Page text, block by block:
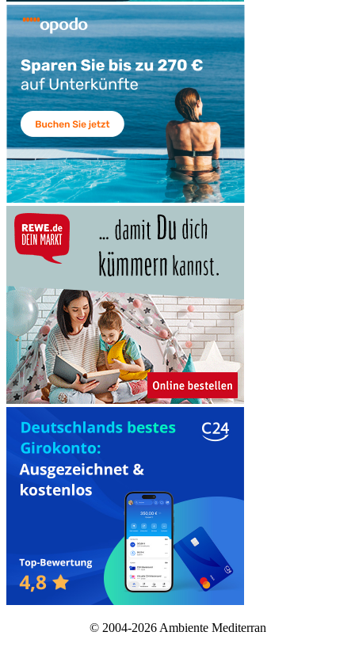
© 2004-2026 Ambiente Mediterran